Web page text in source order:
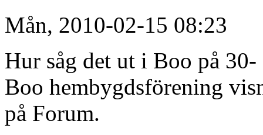
Mån, 2010-02-15 08:23
Hur såg det ut i Boo på
Boo hembygdsförening
på Forum.